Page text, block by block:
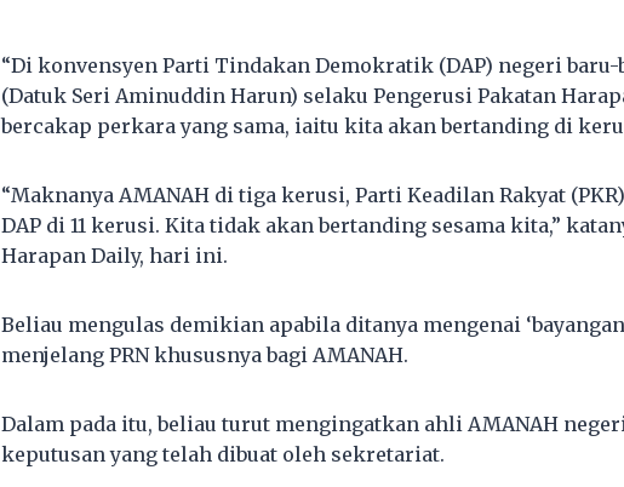
“Di konvensyen Parti Tindakan Demokratik (DAP) negeri
(Datuk Seri Aminuddin Harun) selaku Pengerusi Pakatan
bercakap perkara yang sama, iaitu kita akan bertanding di
“Maknanya AMANAH di tiga kerusi, Parti Keadilan Rakyat
DAP di 11 kerusi. Kita tidak akan bertanding sesama kita,”
Harapan Daily, hari ini.
Beliau mengulas demikian apabila ditanya mengenai
menjelang PRN khususnya bagi AMANAH.
Dalam pada itu, beliau turut mengingatkan ahli AMANAH
keputusan yang telah dibuat oleh sekretariat.